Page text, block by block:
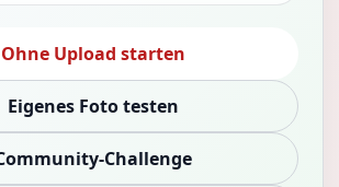
Ohne Upload starten
Eigenes Foto testen
Challenge